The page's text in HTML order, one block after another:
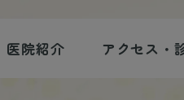
医院紹介 アクセス・